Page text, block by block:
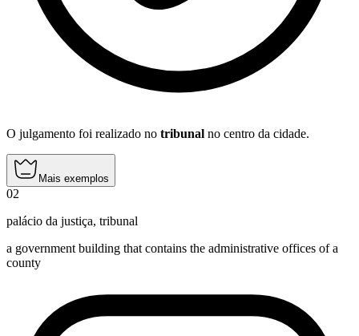
O julgamento foi realizado no tribunal no centro da cidade.
Mais exemplos
02
palácio da justiça, tribunal
a government building that contains the administrative offices of a
county